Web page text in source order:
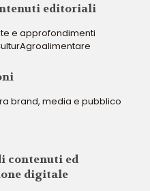
editoriali
e approfondimenti
brand, media e pubblico
contenuti ed
digitale